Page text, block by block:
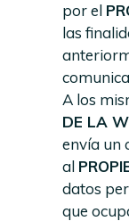
por el
las
A los
DE LA
envía un
al
datos
que